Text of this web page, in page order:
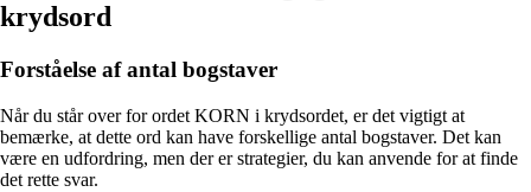
krydsord
Forståelse af antal bogstaver
Når du står over for ordet KORN i krydsordet, er det vigtigt at
bemærke, at dette ord kan have forskellige antal bogstaver. Det kan
være en udfordring, men der er strategier, du kan anvende for at finde
det rette svar.